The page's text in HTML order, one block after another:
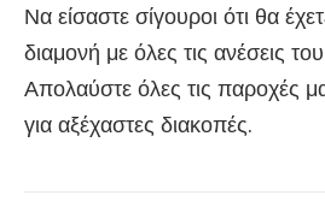
Να είσαστε σίγουροι ότι θα
διαμονή με όλες τις ανέσεις
Απολαύστε όλες τις παροχές
για αξέχαστες διακοπές.